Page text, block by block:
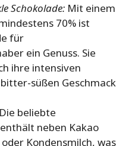
Schokolade: Mit einem
70% ist
für
ein Genuss. Sie
ihre intensiven
süßen Geschmack
Die beliebte
neben Kakao
Kondensmilch, was